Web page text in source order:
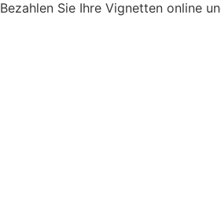
Bezahlen Sie Ihre Vignetten online